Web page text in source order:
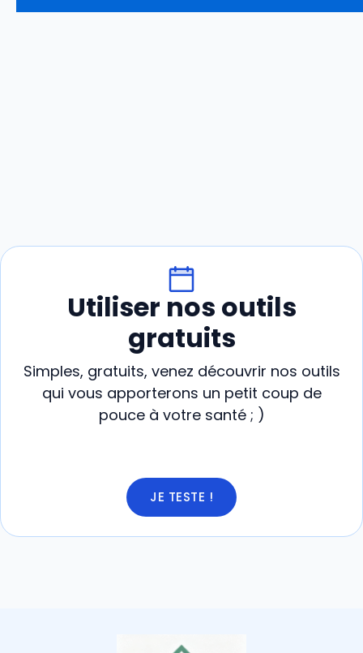
Utiliser nos outils
gratuits
Simples, gratuits, venez découvrir nos outils
qui vous apporterons un petit coup de
pouce à votre santé ; )
JE TESTE !